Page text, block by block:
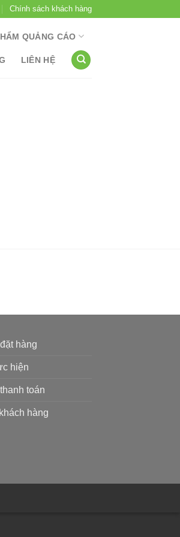
Chính sách khách hàng
QUẢNG CÁO
LIÊN HỆ
hàng
hiện
toán
hàng